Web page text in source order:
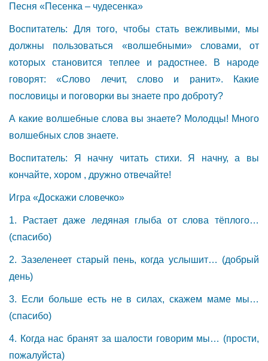
Песня «Песенка – чудесенка»
Воспитатель: Для того, чтобы стать вежливыми, мы
должны пользоваться «волшебными» словами, от
которых становится теплее и радостнее. В народе
говорят: «Слово лечит, слово и ранит». Какие
пословицы и поговорки вы знаете про доброту?
А какие волшебные слова вы знаете? Молодцы! Много
волшебных слов знаете.
Воспитатель: Я начну читать стихи. Я начну, а вы
кончайте, хором , дружно отвечайте!
Игра «Доскажи словечко»
1. Растает даже ледяная глыба от слова тёплого…
(спасибо)
2. Зазеленеет старый пень, когда услышит… (добрый
день)
3. Если больше есть не в силах, скажем маме мы…
(спасибо)
4. Когда нас бранят за шалости говорим мы… (прости,
пожалуйста)